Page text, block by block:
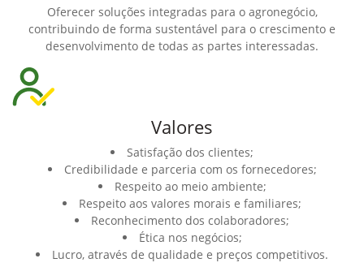
Oferecer soluções integradas para o agronegócio,
contribuindo de forma sustentável para o crescimento e
desenvolvimento de todas as partes interessadas.
Valores
Satisfação dos clientes;
Credibilidade e parceria com os fornecedores;
Respeito ao meio ambiente;
Respeito aos valores morais e familiares;
Reconhecimento dos colaboradores;
Ética nos negócios;
Lucro, através de qualidade e preços competitivos.